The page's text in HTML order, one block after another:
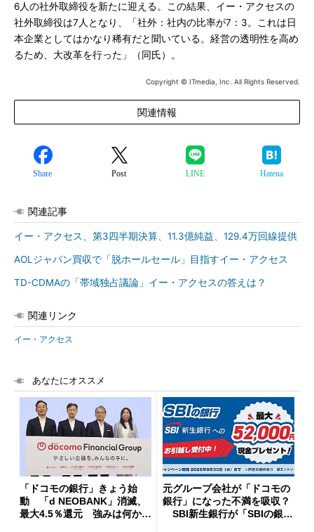
6人の社外取締役を新たに迎える。この結果、イー・アクセスの
社外取締役は7人となり、「社外：社内の比率が7：3。これは日
本企業としてはかなり稀有だと聞いている。経営の透明性を高め
るため、大改革を行った」（同氏）。
Copyright © ITmedia, Inc. All Rights Reserved.
関連情報
Share Post LINE Hatena
関連記事
イー・アクセス、第3四半期決算、11.3億純益、129.4万回線提供
AOLジャパン買収で「脱ホールセール」目指すイー・アクセス
TD-CDMAの「帯域独占議論」イー・アクセスの答えは？
関連リンク
イー・アクセス
あなたにオススメ
「ドコモの銀行」きょう始
動 「d NEOBANK」消滅、
最大4.5％還元 強みは何か解
元グループ会社が「ドコモの
銀行」になった不満を吸収？
SBI新生銀行が「SBIの銀